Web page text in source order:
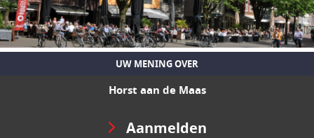
UW MENING OVER
Horst aan de Maas
Aanmelden